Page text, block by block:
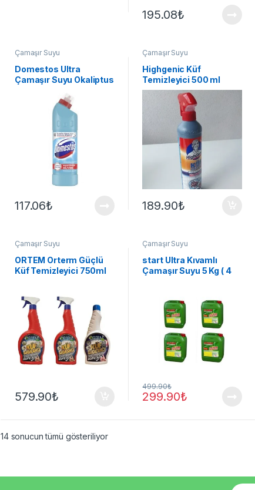
195.08₺
Çamaşır Suyu
Domestos Ultra
Çamaşır Suyu Okaliptus
117.06₺
Çamaşır Suyu
Highgenic Küf
Temizleyici 500 ml
189.90₺
Çamaşır Suyu
ORTEM Orterm Güçlü
Küf Temizleyici 750ml
579.90₺
Çamaşır Suyu
start Ultra Kıvamlı
Çamaşır Suyu 5 Kg ( 4
299.90₺
499.90₺
14 sonucun tümü gösteriliyor